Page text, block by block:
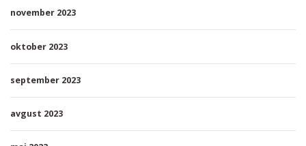
november 2023
oktober 2023
september 2023
avgust 2023